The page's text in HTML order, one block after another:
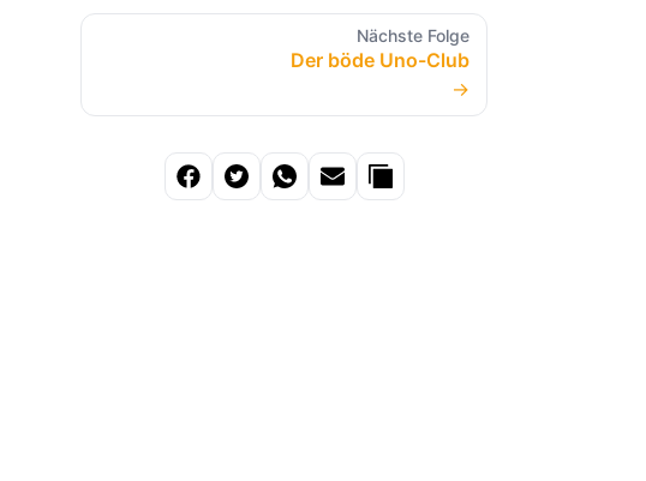
Nächste Folge
Der böde Uno-Club
→